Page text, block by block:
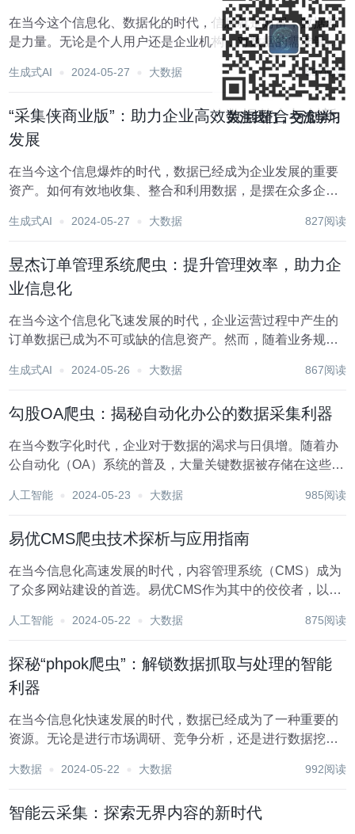
在当今这个信息化、数据化的时代，信息就是财富，数据就
是力量。无论是个人用户还是企业机构，对数据的需求量与
日俱增。全系列免费采集软件应运而生，以其强大的数据采
集功能、简单易用的操作界面和丰富的成功案例，赢得了广
大用户的青睐，成为了数据时代的得力助手。一、全系...
生成式AI 2024-05-27 大数据 897阅读
“采集侠商业版”：助力企业高效数据整合与创新
发展
在当今这个信息爆炸的时代，数据已经成为企业发展的重要
资产。如何有效地收集、整合和利用数据，是摆在众多企业
集工具，正是为解决这一问题而生，它能够帮助企业实现高
生成式AI 2024-05-27 大数据 827阅读
昱杰订单管理系统爬虫：提升管理效率，助力企
业信息化
在当今这个信息化飞速发展的时代，企业运营过程中产生的
订单数据已成为不可或缺的信息资产。然而，随着业务规模
工处理方式已经难以满足企业高效运营的需求。此时，昱杰
生成式AI 2024-05-26 大数据 867阅读
勾股OA爬虫：揭秘自动化办公的数据采集利器
在当今数字化时代，企业对于数据的渴求与日俱增。随着办
公自动化（OA）系统的普及，大量关键数据被存储在这些系
的焦点。勾股OA爬虫，作为一种强大的自动化数据采集工
人工智能 2024-05-23 大数据 985阅读
易优CMS爬虫技术探析与应用指南
在当今信息化高速发展的时代，内容管理系统（CMS）成为
了众多网站建设的首选。易优CMS作为其中的佼佼者，以其
随着互联网数据的爆炸式增长，如何从海量的信息中高效获
人工智能 2024-05-22 大数据 875阅读
探秘“phpok爬虫”：解锁数据抓取与处理的智能
利器
在当今信息化快速发展的时代，数据已经成为了一种重要的
资源。无论是进行市场调研、竞争分析，还是进行数据挖掘
爬虫”作为一款强大的数据抓取工具，正是众多数据需求者的
大数据 2024-05-22 大数据 992阅读
智能云采集：探索无界内容的新时代
关注我们，交流学习